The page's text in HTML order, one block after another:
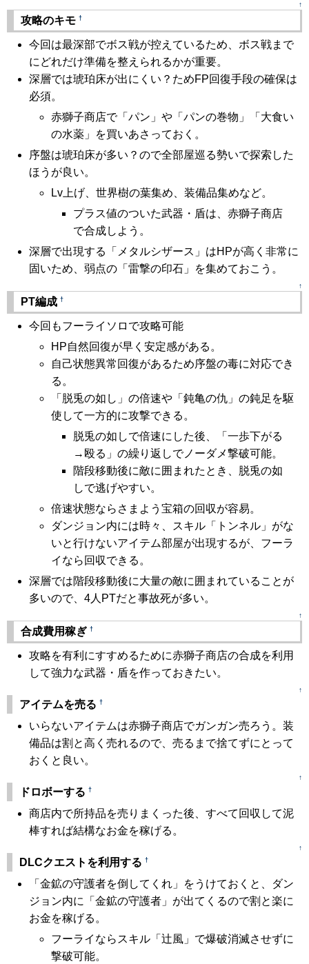
↑
攻略のキモ †
今回は最深部でボス戦が控えているため、ボス戦まで
にどれだけ準備を整えられるかが重要。
深層では琥珀床が出にくい？ためFP回復手段の確保は
必須。
赤獅子商店で「パン」や「パンの巻物」「大食い
の水薬」を買いあさっておく。
序盤は琥珀床が多い？ので全部屋巡る勢いで探索した
ほうが良い。
Lv上げ、世界樹の葉集め、装備品集めなど。
プラス値のついた武器・盾は、赤獅子商店
で合成しよう。
深層で出現する「メタルシザース」はHPが高く非常に
固いため、弱点の「雷撃の印石」を集めておこう。
↑
PT編成 †
今回もフーライソロで攻略可能
HP自然回復が早く安定感がある。
自己状態異常回復があるため序盤の毒に対応でき
る。
「脱兎の如し」の倍速や「鈍亀の仇」の鈍足を駆
使して一方的に攻撃できる。
脱兎の如しで倍速にした後、「一歩下がる
→殴る」の繰り返しでノーダメ撃破可能。
階段移動後に敵に囲まれたとき、脱兎の如
しで逃げやすい。
倍速状態ならさまよう宝箱の回収が容易。
ダンジョン内には時々、スキル「トンネル」がな
いと行けないアイテム部屋が出現するが、フーラ
イなら回収できる。
深層では階段移動後に大量の敵に囲まれていることが
多いので、4人PTだと事故死が多い。
↑
合成費用稼ぎ †
攻略を有利にすすめるために赤獅子商店の合成を利用
して強力な武器・盾を作っておきたい。
↑
アイテムを売る †
いらないアイテムは赤獅子商店でガンガン売ろう。装
備品は割と高く売れるので、売るまで捨てずにとって
おくと良い。
↑
ドロボーする †
商店内で所持品を売りまくった後、すべて回収して泥
棒すれば結構なお金を稼げる。
↑
DLCクエストを利用する †
「金鉱の守護者を倒してくれ」をうけておくと、ダン
ジョン内に「金鉱の守護者」が出てくるので割と楽に
お金を稼げる。
フーライならスキル「辻風」で爆破消滅させずに
撃破可能。